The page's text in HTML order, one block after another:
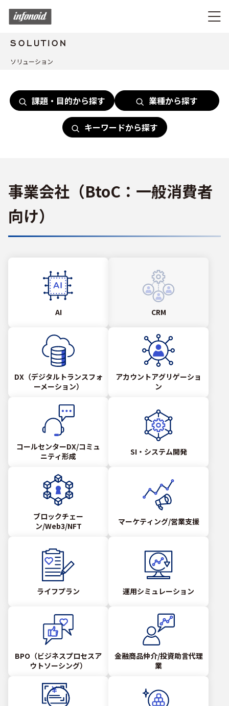
SOLUTION
ソリューション
課題・目的から探す 業種から探す
キーワードから探す
事業会社（BtoC：一般消費者
向け）
AI CRM
DX（デジタルトランスフォ
ーメーション）
アカウントアグリゲーショ
ン
コールセンターDX/コミュ
ニティ形成
SI・システム開発
ブロックチェー
ン/Web3/NFT
マーケティング/営業支援
ライフプラン 運用シミュレーション
BPO（ビジネスプロセスア
ウトソーシング）
金融商品仲介/投資助言代理
業